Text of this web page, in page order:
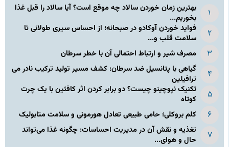
بهترین زمان خوردن سالاد چه موقع است؟ آیا سالاد را قبل غذا
بخوریم...
فواید خوردن آوکادو در صبحانه؛ از احساس سیری طولانی تا
سلامت قلب و...
مصرف شیر و ارتباط احتمالی آن با خطر سرطان
گیاهی با پتانسیل ضد سرطان: کشف مسیر تولید ترکیب نادر می‌
ترافیلین
تکنیک نپوچینو چیست؟ دو برابر کردن اثر کافئین با یک چرت
کوتاه
کلم بروکلی؛ حامی طبیعی تعادل هورمونی و سلامت متابولیک
تغذیه و نقش آن در مدیریت احساسات: چگونه غذا می‌تواند
حال و هوای...